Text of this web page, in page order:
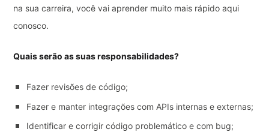
na sua carreira, você vai aprender muito mais rápido aqui
conosco.
Quais serão as suas responsabilidades?
Fazer revisões de código;
Fazer e manter integrações com APIs internas e externas;
Identificar e corrigir código problemático e com bug;